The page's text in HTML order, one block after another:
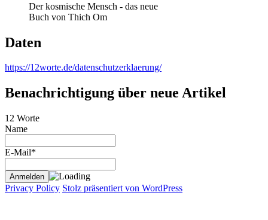
Der kosmische Mensch - das neue
Buch von Thich Om
Daten
https://12worte.de/datenschutzerklaerung/
Benachrichtigung über neue Artikel
12 Worte
Name
E-Mail*
Privacy Policy Stolz präsentiert von WordPress